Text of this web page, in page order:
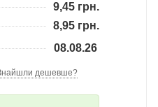
9,45 грн.
8,95 грн.
08.08.26
дешевше?